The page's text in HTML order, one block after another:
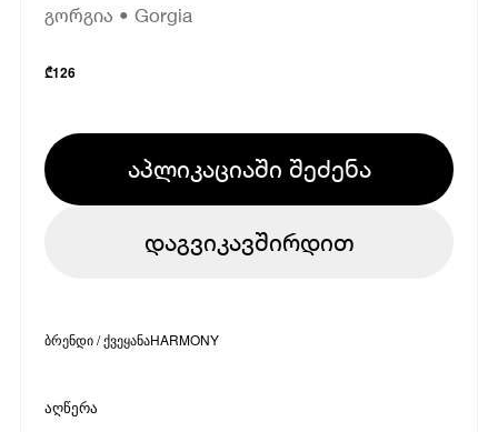
გორგია • Gorgia
₾126
აპლიკაციაში შეძენა
დაგვიკავშირდით
ბრენდი / ქვეყანაHARMONY
აღწერა